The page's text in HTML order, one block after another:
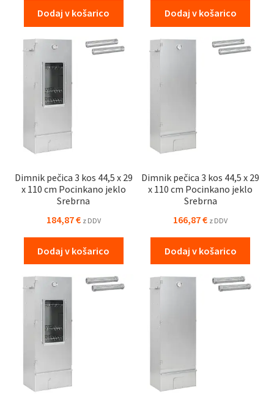
Dodaj v košarico Dodaj v košarico
Dimnik pečica 3 kos 44,5 x 29
x 110 cm Pocinkano jeklo
Srebrna
184,87€ z DDV
Dodaj v košarico
Dimnik pečica 3 kos 44,5 x 29
x 110 cm Pocinkano jeklo
Srebrna
166,87€ z DDV
Dodaj v košarico